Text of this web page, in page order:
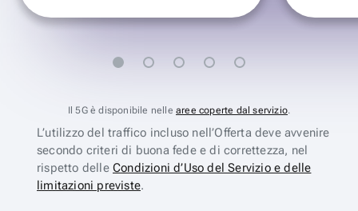
Il 5G è disponibile nelle aree coperte dal servizio.
L’utilizzo del traffico incluso nell’Offerta deve avvenire
secondo criteri di buona fede e di correttezza, nel
rispetto delle Condizioni d’Uso del Servizio e delle
limitazioni previste.